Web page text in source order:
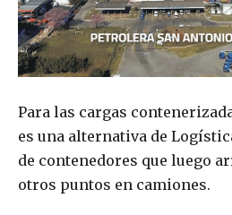
Para las cargas
es una alternativa de
de contenedores que luego
otros puntos en camiones.